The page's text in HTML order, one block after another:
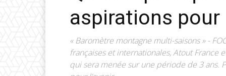
aspirations pour
« Baromètre montagne multi-saisons » -
françaises et internationales, Atout France
qui sera menée sur une période de 3 ans.